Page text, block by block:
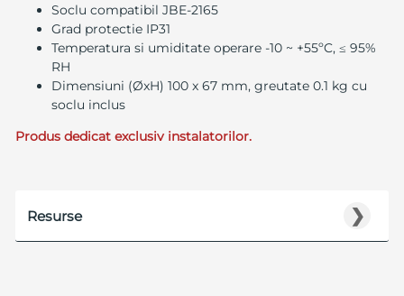
Soclu compatibil JBE-2165
Grad protectie IP31
Temperatura si umiditate operare -10 ~ +55ºC, ≤ 95%
RH
Dimensiuni (ØxH) 100 x 67 mm, greutate 0.1 kg cu
soclu inclus
Produs dedicat exclusiv instalatorilor.
❯
Resurse